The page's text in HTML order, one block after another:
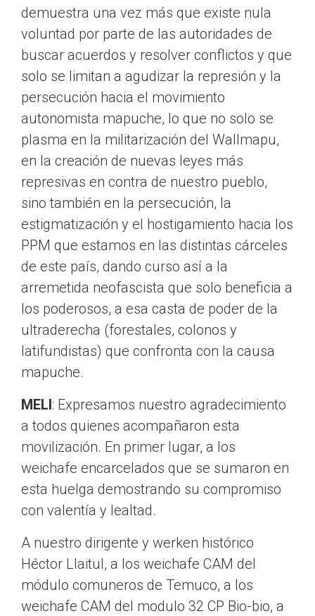
demuestra una vez más que existe nula
voluntad por parte de las autoridades de
buscar acuerdos y resolver conflictos y que
solo se limitan a agudizar la represión y la
persecución hacia el movimiento
autonomista mapuche, lo que no solo se
plasma en la militarización del Wallmapu,
en la creación de nuevas leyes más
represivas en contra de nuestro pueblo,
sino también en la persecución, la
estigmatización y el hostigamiento hacia los
PPM que estamos en las distintas cárceles
de este país, dando curso así a la
arremetida neofascista que solo beneficia a
los poderosos, a esa casta de poder de la
ultraderecha (forestales, colonos y
latifundistas) que confronta con la causa
mapuche.
MELI: Expresamos nuestro agradecimiento
a todos quienes acompañaron esta
movilización. En primer lugar, a los
weichafe encarcelados que se sumaron en
esta huelga demostrando su compromiso
con valentía y lealtad.
A nuestro dirigente y werken histórico
Héctor Llaitul, a los weichafe CAM del
módulo comuneros de Temuco, a los
weichafe CAM del modulo 32 CP Bio-bio, a